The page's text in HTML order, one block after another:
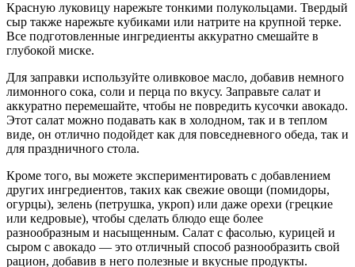
Красную луковицу нарежьте тонкими полукольцами. Твердый
сыр также нарежьте кубиками или натрите на крупной терке.
Все подготовленные ингредиенты аккуратно смешайте в
глубокой миске.
Для заправки используйте оливковое масло, добавив немного
лимонного сока, соли и перца по вкусу. Заправьте салат и
аккуратно перемешайте, чтобы не повредить кусочки авокадо.
Этот салат можно подавать как в холодном, так и в теплом
виде, он отлично подойдет как для повседневного обеда, так и
для праздничного стола.
Кроме того, вы можете экспериментировать с добавлением
других ингредиентов, таких как свежие овощи (помидоры,
огурцы), зелень (петрушка, укроп) или даже орехи (грецкие
или кедровые), чтобы сделать блюдо еще более
разнообразным и насыщенным. Салат с фасолью, курицей и
сыром с авокадо — это отличный способ разнообразить свой
рацион, добавив в него полезные и вкусные продукты.